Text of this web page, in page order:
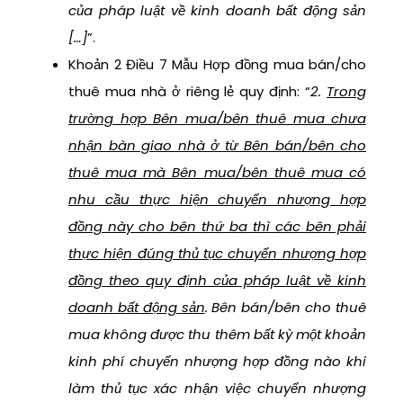
của pháp luật về kinh doanh bất động sản
[…]”.
Khoản 2 Điều 7 Mẫu Hợp đồng mua bán/cho
thuê mua nhà ở riêng lẻ quy định: “2. Trong
trường hợp Bên mua/bên thuê mua chưa
nhận bàn giao nhà ở từ Bên bán/bên cho
thuê mua mà Bên mua/bên thuê mua có
nhu cầu thực hiện chuyển nhượng hợp
đồng này cho bên thứ ba thì các bên phải
thực hiện đúng thủ tục chuyển nhượng hợp
đồng theo quy định của pháp luật về kinh
doanh bất động sản. Bên bán/bên cho thuê
mua không được thu thêm bất kỳ một khoản
kinh phí chuyển nhượng hợp đồng nào khi
làm thủ tục xác nhận việc chuyển nhượng